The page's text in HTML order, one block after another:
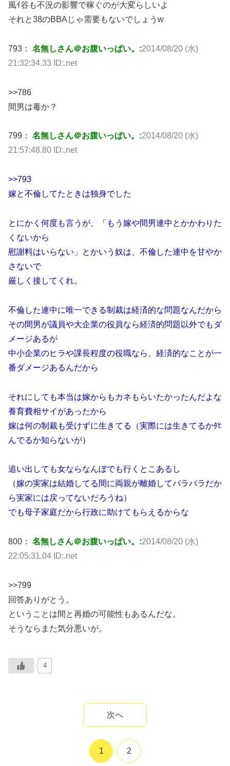
風ｲ谷も不況の影響で稼ぐのが大変らしいよ
それと38のBBAじゃ需要もないでしょうw
793： 名無しさん＠お腹いっぱい。:2014/08/20 (水)
21:32:34.33 ID:.net
>>786
間男は毒か？
799： 名無しさん＠お腹いっぱい。:2014/08/20 (水)
21:57:48.80 ID:.net
>>793
嫁と不倫してたときは独身でした
とにかく何度も言うが、「もう嫁や間男連中とかかわりた
くないから
慰謝料はいらない」とかいう奴は、不倫した連中を甘やか
さないで
厳しく接してくれ。
不倫した連中に唯一できる制裁は経済的な問題なんだから
その間男が議員や大企業の役員なら経済的問題以外でもダ
メージあるが
中小企業のヒラや課長程度の役職なら、経済的なことが一
番ダメージあるんだから
それにしても本当は嫁からもカネもらいたかったんだよな
養育費相サイがあったから
嫁は何の制裁も受けずに生きてる（実際には生きてるかﾀﾋ
んでるか知らないが）
追い出しても女ならなんぼでも行くとこあるし
（嫁の実家は結婚してる間に両親が離婚してバラバラだか
ら実家には戻ってないだろうね）
でも母子家庭だから行政に助けてもらえるからな
800： 名無しさん＠お腹いっぱい。:2014/08/20 (水)
22:05:31.04 ID:.net
>>799
回答ありがとう。
ということは間と再婚の可能性もあるんだな。
そうならまた気分悪いが。
4
次へ
1 2